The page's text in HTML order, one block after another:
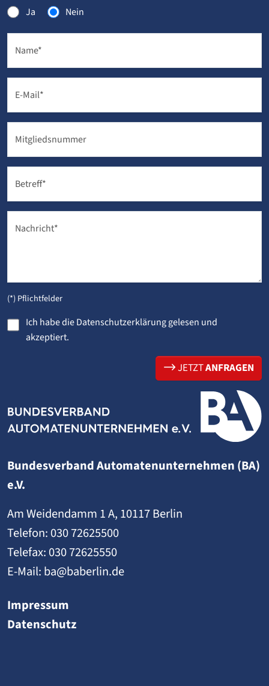
Ja Nein
Name*
E-Mail*
Mitgliedsnummer
Betreff*
Nachricht*
(*) Pflichtfelder
Ich habe dieDatenschutzerklärunggelesen und
akzeptiert.
JETZTANFRAGEN
Bundesverband Automatenunternehmen (BA)
e.V.
Am Weidendamm 1 A, 10117 Berlin
Telefon: 030 72625500
Telefax: 030 72625550
E-Mail: ba@baberlin.de
Impressum
Datenschutz